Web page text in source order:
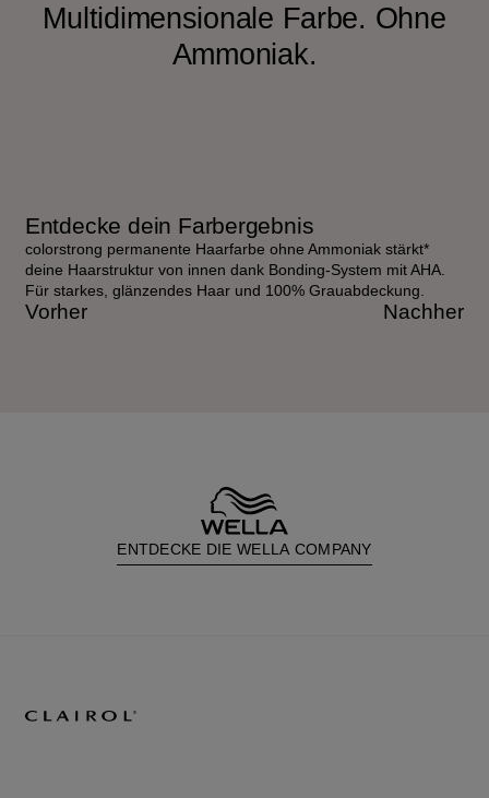
Multidimensionale Farbe. Ohne
Ammoniak.
Entdecke dein Farbergebnis
colorstrong permanente Haarfarbe ohne Ammoniak stärkt*
deine Haarstruktur von innen dank Bonding-System mit AHA.
Für starkes, glänzendes Haar und 100% Grauabdeckung.
Vorher Nachher
ENTDECKE DIE WELLA COMPANY